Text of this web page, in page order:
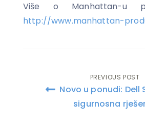
Više o Manhattan-u
http://www.manhattan-
Post
navigation
PREVIOUS POST
Novo u ponudi: Dell
sigurnosna